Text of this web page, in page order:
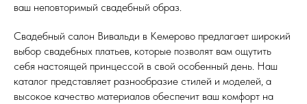
ваш неповторимый свадебный образ.
Свадебный салон Вивальди в Кемерово предлагает широкий
выбор свадебных платьев, которые позволят вам ощутить
себя настоящей принцессой в свой особенный день. Наш
каталог представляет разнообразие стилей и моделей, а
высокое качество материалов обеспечит ваш комфорт на